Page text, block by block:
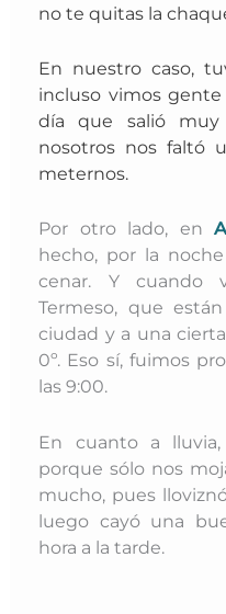
no te quitas la
En nuestro caso,
incluso vimos
día que salió muy
nosotros nos faltó
meternos.
Por otro lado, en
hecho, por la
cenar. Y cuando
Termeso, que
ciudad y a una
0º. Eso sí, fuimos
las 9:00.
En cuanto a
porque sólo nos
mucho, pues
luego cayó una
hora a la tarde.